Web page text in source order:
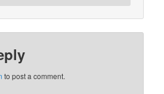
to post a comment.